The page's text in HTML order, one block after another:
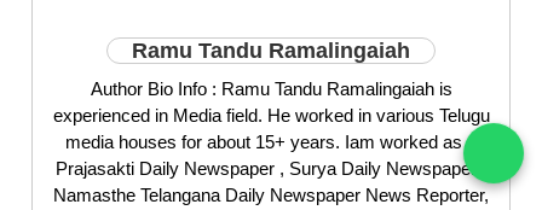
Ramu Tandu Ramalingaiah
Author Bio Info : Ramu Tandu Ramalingaiah is
experienced in Media field. He worked in various Telugu
media houses for about 15+ years. Iam worked as a
Prajasakti Daily Newspaper , Surya Daily Newspaper ,
Namasthe Telangana Daily Newspaper News Reporter,